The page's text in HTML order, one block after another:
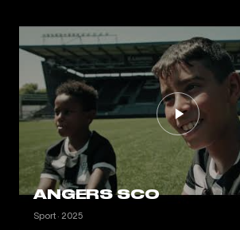
ANGERS SCO
Sport · 2025